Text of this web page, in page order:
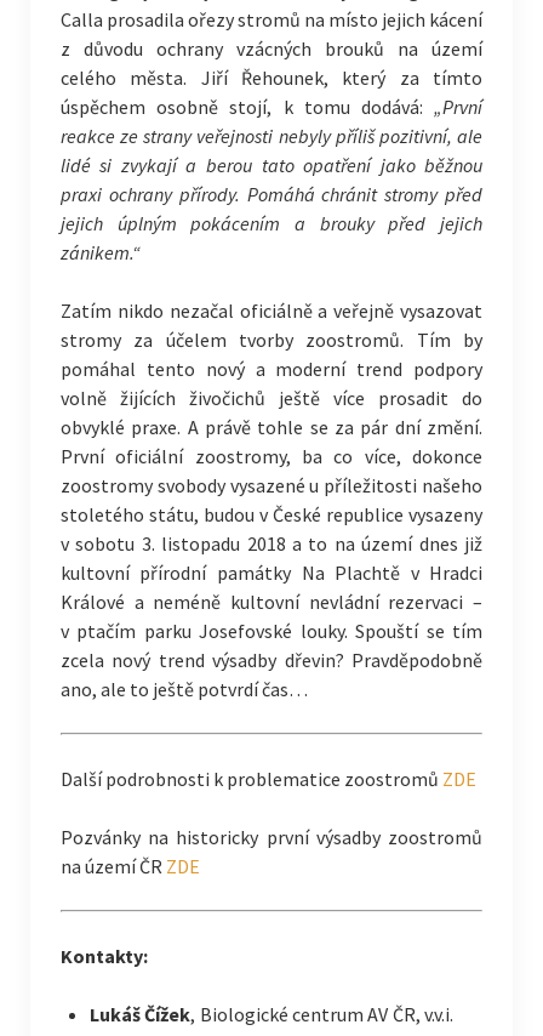
Calla prosadila ořezy stromů na místo jejich kácení
z důvodu ochrany vzácných brouků na území
celého města. Jiří Řehounek, který za tímto
úspěchem osobně stojí, k tomu dodává:„První
reakce ze strany veřejnosti nebyly příliš pozitivní, ale
lidé si zvykají a berou tato opatření jako běžnou
praxi ochrany přírody. Pomáhá chránit stromy před
jejich úplným pokácením a brouky před jejich
zánikem.“
Zatím nikdo nezačal oficiálně a veřejně vysazovat
stromy za účelem tvorby zoostromů. Tím by
pomáhal tento nový a moderní trend podpory
volně žijících živočichů ještě více prosadit do
obvyklé praxe. A právě tohle se za pár dní změní.
První oficiální zoostromy, ba co více, dokonce
zoostromy svobody vysazené u příležitosti našeho
stoletého státu, budou v České republice vysazeny
v sobotu 3. listopadu 2018 a to na území dnes již
kultovní přírodní památky Na Plachtě v Hradci
Králové a neméně kultovní nevládní rezervaci –
v ptačím parku Josefovské louky. Spouští se tím
zcela nový trend výsadby dřevin? Pravděpodobně
ano, ale to ještě potvrdí čas…
Další podrobnosti k problematice zoostromů ZDE
Pozvánky na historicky první výsadby zoostromů
na území ČR ZDE
Kontakty:
Lukáš Čížek, Biologické centrum AV ČR, v.v.i.